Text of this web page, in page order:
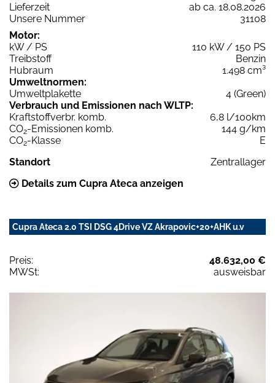
Lieferzeit
ab ca. 18.08.2026
Unsere Nummer
31108
Motor:
kW / PS
110 kW / 150 PS
Treibstoff
Benzin
Hubraum
1.498 cm³
Umweltnormen:
Umweltplakette
4 (Green)
Verbrauch und Emissionen nach WLTP:
Kraftstoffverbr. komb.
6,8 l/100km
CO2-Emissionen komb.
144 g/km
CO2-Klasse
E
Standort
Zentrallager
Details zum Cupra Ateca anzeigen
Cupra Ateca 2.0 TSI DSG 4Drive VZ Akrapovic+20+AHK u.v
Preis:
48.632,00 €
MWSt:
ausweisbar